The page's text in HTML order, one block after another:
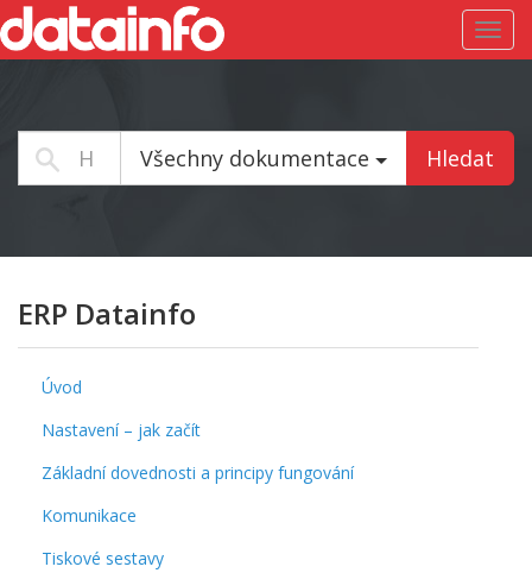
Všechny dokumentace Hledat
ERP Datainfo
Úvod
Nastavení – jak začít
Základní dovednosti a principy fungování
Komunikace
Tiskové sestavy